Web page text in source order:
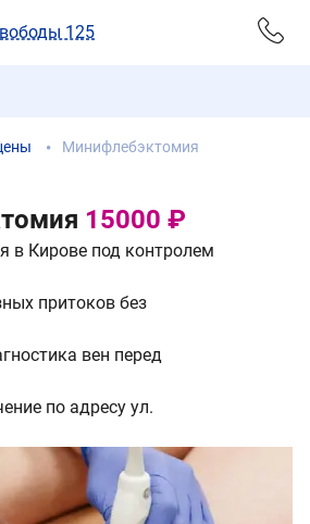
125
Минифлебэктомия
15000 ₽
в Кирове под контролем
притоков без
вен перед
по адресу ул.